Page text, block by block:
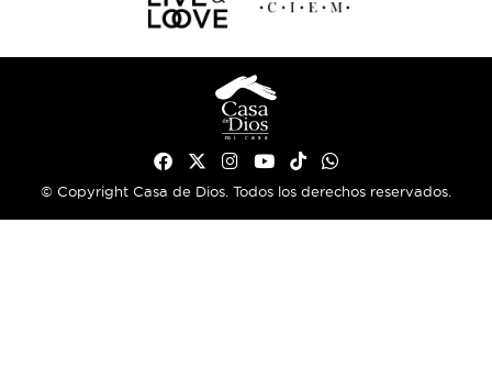
© Copyright Casa de Dios. Todos los derechos reservados.